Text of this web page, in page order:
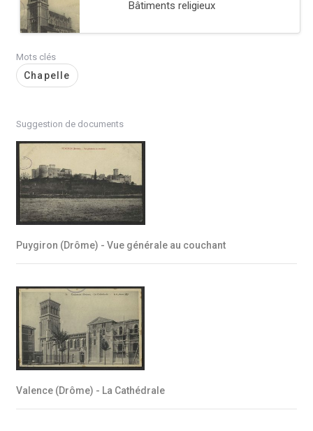
Bâtiments religieux
Mots clés
Chapelle
Suggestion de documents
Puygiron (Drôme) - Vue générale au couchant
Valence (Drôme) - La Cathédrale